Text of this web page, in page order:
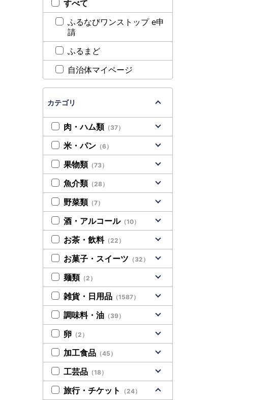
すべて
ふるなびワンストップ e申
請
ふるまど
自治体マイページ
カテゴリ
肉・ハム類 （37）
米・パン （6）
果物類 （73）
魚介類 （28）
野菜類 （7）
酒・アルコール（10）
お茶・飲料（22）
お菓子・スイーツ （32）
麺類 （2）
雑貨・日用品 （1587）
調味料・油 （39）
卵 （2）
加工食品 （45）
工芸品 （18）
旅行・チケット （24）